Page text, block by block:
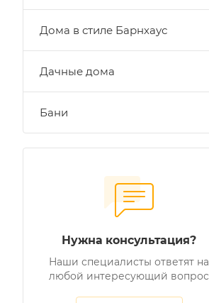
Дома в стиле Барнхаус
Дачные дома
Бани
Нужна консультация?
Наши специалисты ответят на
любой интересующий вопрос